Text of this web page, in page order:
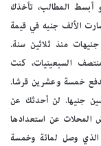
أبسط المطالب، تأخذك
الألف جنيه في قيمة
منذ ثلاثين سنة.
السبعينيات، كنت
خمسة وعشرين قرشا.
جنيها. لن أحدثك عن
المحلات عن استعدادها
وصل لمائة وخمسة